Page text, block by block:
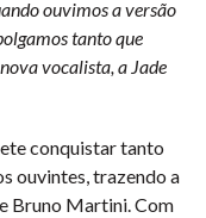
ouvimos a versão
tanto que
vocalista, a Jade
conquistar tanto
ouvintes, trazendo a
Bruno Martini. Com